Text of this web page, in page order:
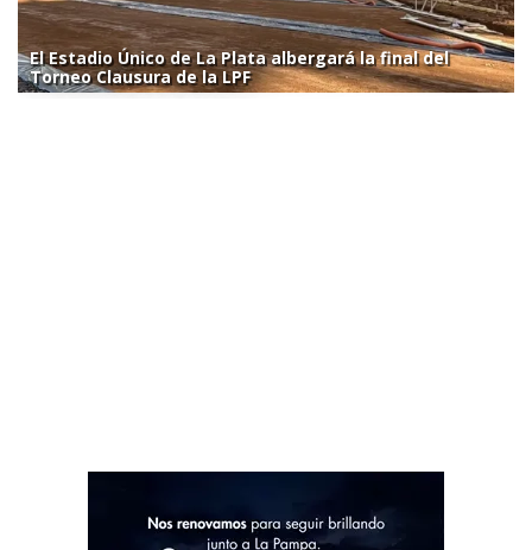
El Estadio Único de La Plata albergará la final del
Torneo Clausura de la LPF